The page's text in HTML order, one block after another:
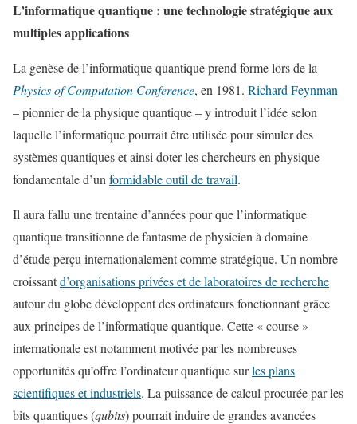
L’informatique quantique : une technologie stratégique aux
multiples applications
La genèse de l’informatique quantique prend forme lors de la
Physics of Computation Conference, en 1981. Richard Feynman
– pionnier de la physique quantique – y introduit l’idée selon
laquelle l’informatique pourrait être utilisée pour simuler des
systèmes quantiques et ainsi doter les chercheurs en physique
fondamentale d’un formidable outil de travail.
Il aura fallu une trentaine d’années pour que l’informatique
quantique transitionne de fantasme de physicien à domaine
d’étude perçu internationalement comme stratégique. Un nombre
croissantd’organisations privées et de laboratoires de recherche
autour du globe développent des ordinateurs fonctionnant grâce
aux principes de l’informatique quantique. Cette « course »
internationale est notamment motivée par les nombreuses
opportunités qu’offre l’ordinateur quantique surles plans
scientifiques et industriels. La puissance de calcul procurée par les
bits quantiques (qubits) pourrait induire de grandes avancées